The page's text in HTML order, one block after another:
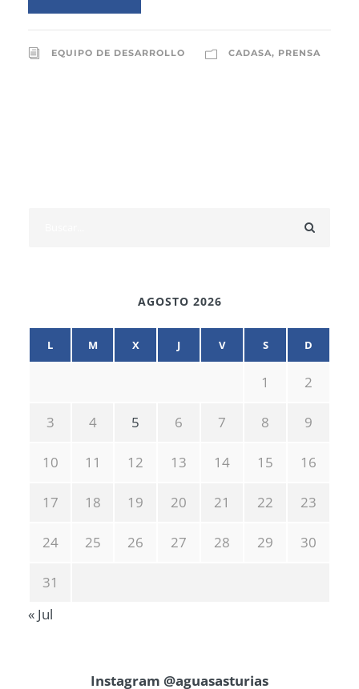
EQUIPO DE DESARROLLO CADASA, PRENSA
AGOSTO 2026
L M X J V S D
1 2
3 4 5 6 7 8 9
10 11 12 13 14 15 16
17 18 19 20 21 22 23
24 25 26 27 28 29 30
31
« Jul
Instagram @aguasasturias